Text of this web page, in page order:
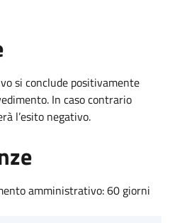
si conclude positivamente
In caso contrario
l’esito negativo.
amministrativo: 60 giorni